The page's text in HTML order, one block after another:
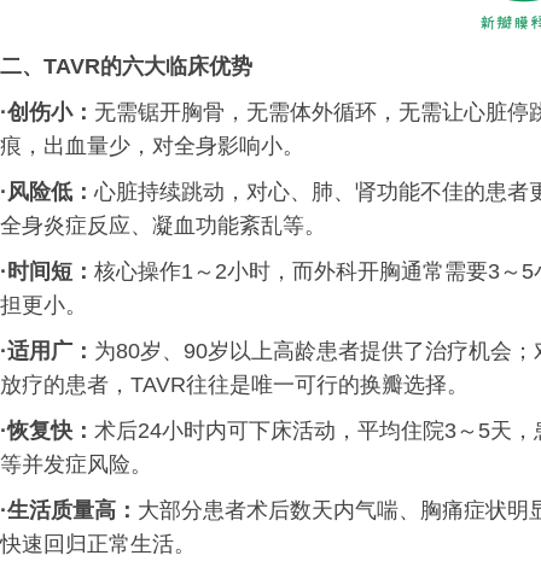
二、 TAVR的六大临床优势
·创伤小： 无需锯开胸骨，无需体外循环，无需让心脏
痕，出血量少，对全身影响小。
·风险低：心脏持续跳动，对心、肺、肾功能不佳的患
全身炎症反应、凝血功能紊乱等。
·时间短： 核心操作1～2小时，而外科开胸通常需要3～
担更小。
·适用广： 为80岁、90岁以上高龄患者提供了治疗机会
放疗的患者，TAVR往往是唯一可行的换瓣选择。
·恢复快： 术后24小时内可下床活动，平均住院3～5天
等并发症风险。
·生活质量高： 大部分患者术后数天内气喘、胸痛症状
快速回归正常生活。